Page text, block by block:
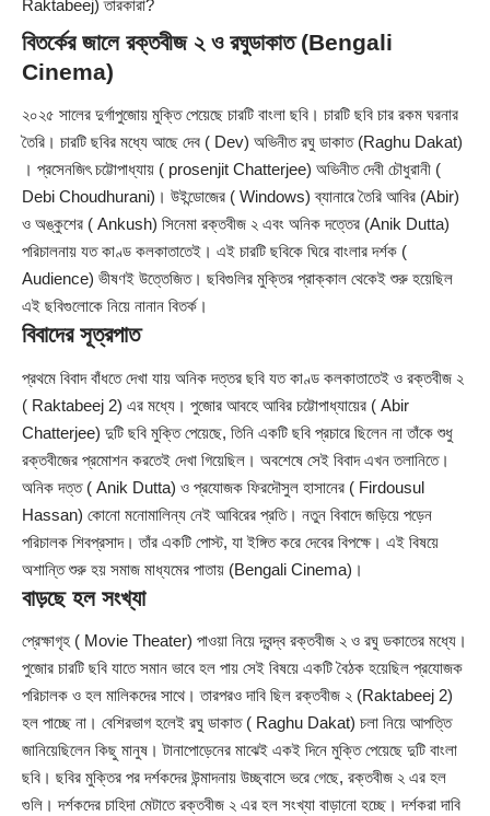
Raktabeej) তারকারা?
বিতর্কের জালে রক্তবীজ ২ ও রঘুডাকাত (Bengali
Cinema)
২০২৫ সালের দুর্গাপুজোয় মুক্তি পেয়েছে চারটি বাংলা ছবি। চারটি ছবি চার রকম ঘরনার
তৈরি। চারটি ছবির মধ্যে আছে দেব ( Dev) অভিনীত রঘু ডাকাত (Raghu Dakat)
। প্রসেনজিৎ চট্টোপাধ্যায় ( prosenjit Chatterjee) অভিনীত দেবী চৌধুরানী (
Debi Choudhurani)। উইন্ডোজের ( Windows) ব্যানারে তৈরি আবির (Abir)
ও অঙ্কুশের ( Ankush) সিনেমা রক্তবীজ ২ এবং অনিক দত্তের (Anik Dutta)
পরিচালনায় যত কাণ্ড কলকাতাতেই। এই চারটি ছবিকে ঘিরে বাংলার দর্শক (
Audience) ভীষণই উত্তেজিত। ছবিগুলির মুক্তির প্রাক্কাল থেকেই শুরু হয়েছিল
এই ছবিগুলোকে নিয়ে নানান বিতর্ক।
বিবাদের সূত্রপাত
প্রথমে বিবাদ বাঁধতে দেখা যায় অনিক দত্তর ছবি যত কাণ্ড কলকাতাতেই ও রক্তবীজ ২
( Raktabeej 2) এর মধ্যে। পুজোর আবহে আবির চট্টোপাধ্যায়ের ( Abir
Chatterjee) দুটি ছবি মুক্তি পেয়েছে, তিনি একটি ছবি প্রচারে ছিলেন না তাঁকে শুধু
রক্তবীজের প্রমোশন করতেই দেখা গিয়েছিল। অবশেষে সেই বিবাদ এখন তলানিতে।
অনিক দত্ত ( Anik Dutta) ও প্রযোজক ফিরদৌসুল হাসানের ( Firdousul
Hassan) কোনো মনোমালিন্য নেই আবিরের প্রতি। নতুন বিবাদে জড়িয়ে পড়েন
পরিচালক শিবপ্রসাদ। তাঁর একটি পোস্ট, যা ইঙ্গিত করে দেবের বিপক্ষে। এই বিষয়ে
অশান্তি শুরু হয় সমাজ মাধ্যমের পাতায় (Bengali Cinema)।
বাড়ছে হল সংখ্যা
প্রেক্ষাগৃহ ( Movie Theater) পাওয়া নিয়ে দ্বন্দ্ব রক্তবীজ ২ ও রঘু ডকাতের মধ্যে।
পুজোর চারটি ছবি যাতে সমান ভাবে হল পায় সেই বিষয়ে একটি বৈঠক হয়েছিল প্রযোজক
পরিচালক ও হল মালিকদের সাথে। তারপরও দাবি ছিল রক্তবীজ ২ (Raktabeej 2)
হল পাচ্ছে না। বেশিরভাগ হলেই রঘু ডাকাত ( Raghu Dakat) চলা নিয়ে আপত্তি
জানিয়েছিলেন কিছু মানুষ। টানাপোড়েনের মাঝেই একই দিনে মুক্তি পেয়েছে দুটি বাংলা
ছবি। ছবির মুক্তির পর দর্শকদের উন্মাদনায় উচ্ছ্বাসে ভরে গেছে, রক্তবীজ ২ এর হল
গুলি। দর্শকদের চাহিদা মেটাতে রক্তবীজ ২ এর হল সংখ্যা বাড়ানো হচ্ছে। দর্শকরা দাবি